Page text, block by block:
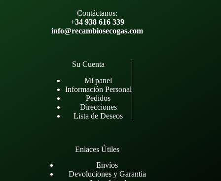
Contáctanos:
+34 938 616 339
info@recambiosecogas.com
Su Cuenta
Mi panel
Información Personal
Pedidos
Direcciones
Lista de Deseos
Enlaces Útiles
Envíos
Devoluciones y Garantía